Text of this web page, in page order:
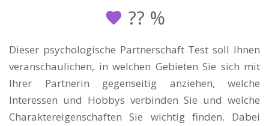
?? %
Dieser psychologische Partnerschaft Test soll Ihnen
veranschaulichen, in welchen Gebieten Sie sich mit
Ihrer Partnerin gegenseitig anziehen, welche
Interessen und Hobbys verbinden Sie und welche
Charaktereigenschaften Sie wichtig finden. Dabei